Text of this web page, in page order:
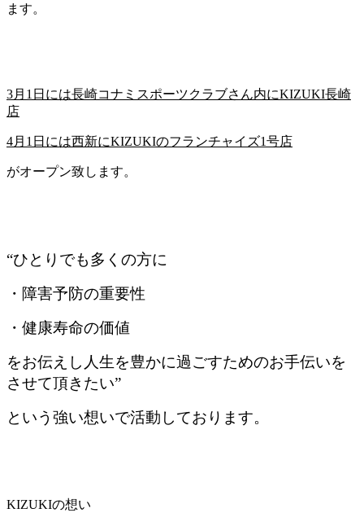
ます。
3月1日には長崎コナミスポーツクラブさん内にKIZUKI長崎
店
4月1日には西新にKIZUKIのフランチャイズ1号店
がオープン致します。
“ひとりでも多くの方に
・障害予防の重要性
・健康寿命の価値
をお伝えし人生を豊かに過ごすためのお手伝いを
させて頂きたい”
という 強い想いで活動しております。
KIZUKIの想い